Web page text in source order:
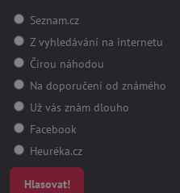
Seznam.cz
Z vyhledávání na internetu
Čirou náhodou
Na doporučení od známého
Už vás znám dlouho
Facebook
Heuréka.cz
Hlasovat!